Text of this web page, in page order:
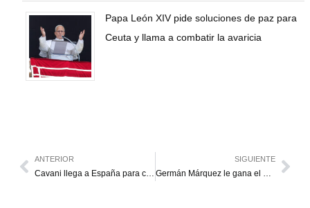
Papa León XIV pide soluciones de paz para
Ceuta y llama a combatir la avaricia
ANTERIOR SIGUIENTE